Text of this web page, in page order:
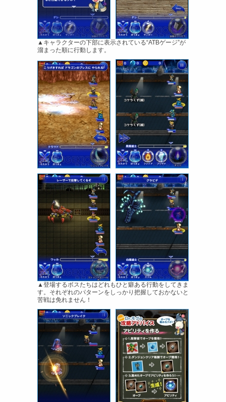
▲キャラクターの下部に表示されている“ATBゲージ”が
溜まった順に行動します。
▲登場するボスたちはどれもひと癖ある行動をしてきま
す。それぞれのパターンをしっかり把握しておかないと
苦戦は免れません！